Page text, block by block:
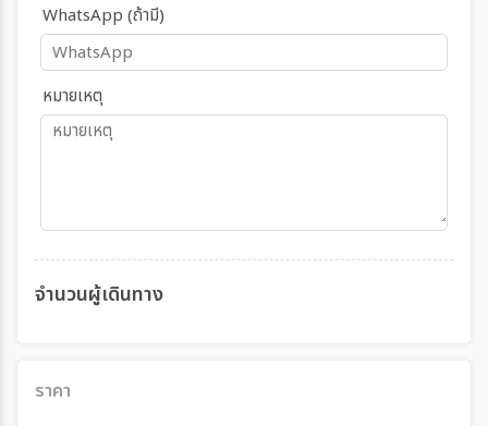
WhatsApp (ถ้ามี)
หมายเหตุ
จำนวนผู้เดินทาง
ราคา